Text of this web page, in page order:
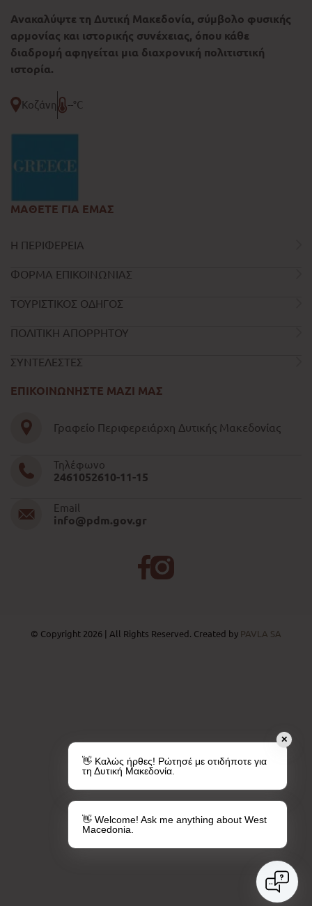
Ανακαλύψτε τη Δυτική Μακεδονία, σύμβολο φυσικής
αρμονίας και ιστορικής συνέχειας, όπου κάθε
διαδρομή αφηγείται μια διαχρονική πολιτιστική
ιστορία.
Κοζάνη --°C
ΜΑΘΕΤΕ ΓΙΑ ΕΜΑΣ
Η ΠΕΡΙΦΕΡΕΙΑ
ΦΟΡΜΑ ΕΠΙΚΟΙΝΩΝΙΑΣ
ΤΟΥΡΙΣΤΙΚΟΣ ΟΔΗΓΟΣ
ΠΟΛΙΤΙΚΗ ΑΠΟΡΡΗΤΟΥ
ΣΥΝΤΕΛΕΣΤΕΣ
ΕΠΙΚΟΙΝΩΝΗΣΤΕ ΜΑΖΙ ΜΑΣ
Γραφείο Περιφερειάρχη Δυτικής Μακεδονίας
Τηλέφωνο
2461052610-11-15
Email
info@pdm.gov.gr
© Copyright 2026 | All Rights Reserved. Created by PAVLA SA
✕
👋 Καλώς ήρθες! Ρώτησέ με οτιδήποτε για
τη Δυτική Μακεδονία.
👋 Welcome! Ask me anything about West
Macedonia.